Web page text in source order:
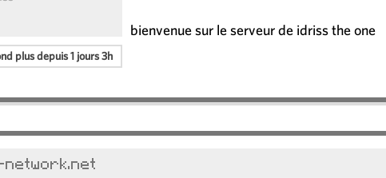
plus depuis 1 jours 3h
bienvenue sur le serveur de idriss the one
network.net